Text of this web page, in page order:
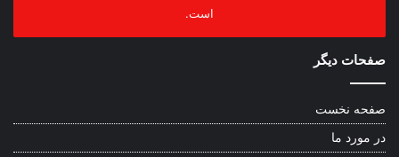
است.
صفحات دیگر
صفحه نخست
در مورد ما